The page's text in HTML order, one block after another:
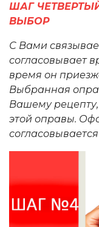
ШАГ
ВЫБОР
С Вами
согласовывает
время он
Выбранная
Вашему
этой оправы.